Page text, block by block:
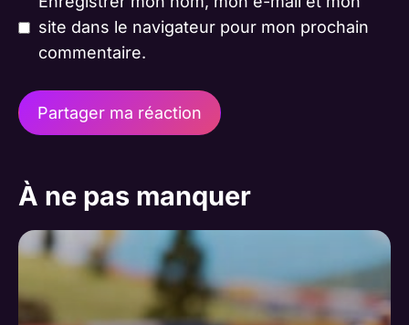
site dans le navigateur pour mon prochain
commentaire.
t
e
r
À ne pas manquer